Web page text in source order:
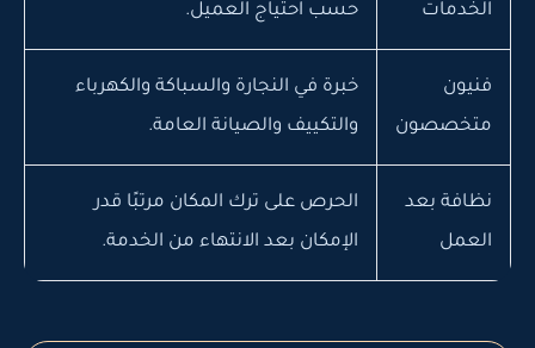
الخدمات
حسب احتياج العميل.
فنيون
متخصصون
خبرة في النجارة والسباكة والكهرباء
والتكييف والصيانة العامة.
نظافة بعد
العمل
الحرص على ترك المكان مرتبًا قدر
الإمكان بعد الانتهاء من الخدمة.